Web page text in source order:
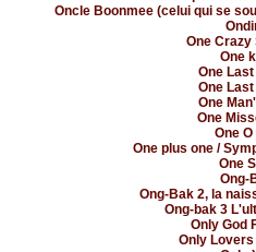
Oncle Boonmee (celui qui se
One Crazy
One
One
One
One
One
One O
One plus one /
One
Ong-
Ong-Bak 2, la
Ong-bak 3
Only God
Only